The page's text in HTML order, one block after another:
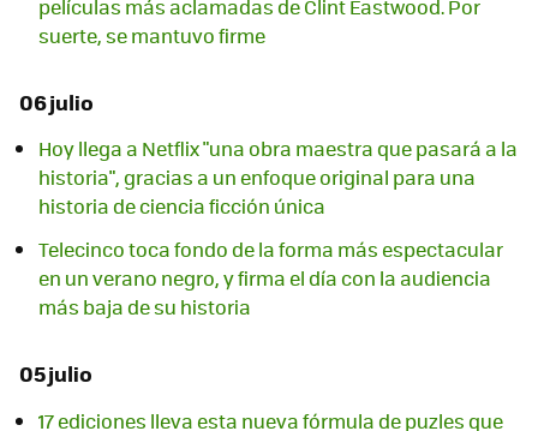
películas más aclamadas de Clint Eastwood. Por
suerte, se mantuvo firme
06 julio
Hoy llega a Netflix "una obra maestra que pasará a la
historia", gracias a un enfoque original para una
historia de ciencia ficción única
Telecinco toca fondo de la forma más espectacular
en un verano negro, y firma el día con la audiencia
más baja de su historia
05 julio
17 ediciones lleva esta nueva fórmula de puzles que